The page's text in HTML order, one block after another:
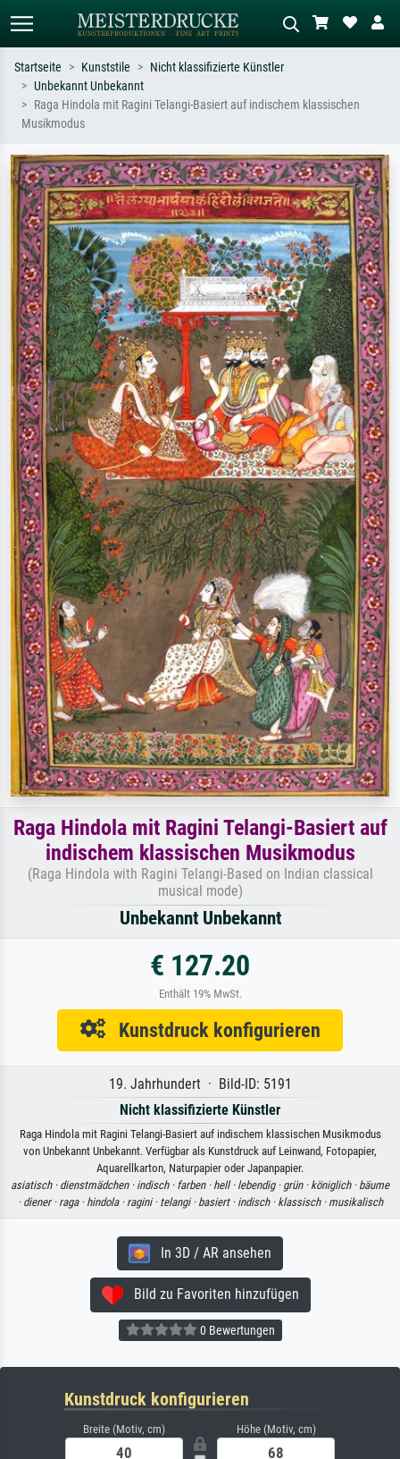
Standardsuche KI-Bildersuche
Suchen Sie nach Künstlern, Werktiteln
Sternennacht, Impressionismus, Welle
Hokusai, Akt.
Ölgemälde, Stehender Akt neben einem
Baum.
Startseite Kunststile
Nicht klassifizierte Künstler
Unbekannt Unbekannt
Raga Hindola mit Ragini Telangi-Basiert auf indischem klassischen
Musikmodus
Raga Hindola mit Ragini Telangi-Basiert auf
indischem klassischen Musikmodus
(Raga Hindola with Ragini Telangi-Based on Indian classical
musical mode)
Unbekannt Unbekannt
€ 127.20
Enthält 19% MwSt.
Kunstdruck konfigurieren
19. Jahrhundert · Bild-ID: 5191
Nicht klassifizierte Künstler
Raga Hindola mit Ragini Telangi-Basiert auf indischem klassischen Musikmodus
von Unbekannt Unbekannt. Verfügbar als Kunstdruck auf Leinwand, Fotopapier,
Aquarellkarton, Naturpapier oder Japanpapier.
asiatisch · dienstmädchen · indisch · farben · hell · lebendig · grün · königlich · bäume
· diener · raga · hindola · ragini · telangi · basiert · indisch · klassisch · musikalisch
In 3D / AR ansehen
Bild zu Favoriten hinzufügen
0 Bewertungen
Kunstdruck konfigurieren
Breite (Motiv, cm) Höhe (Motiv, cm)